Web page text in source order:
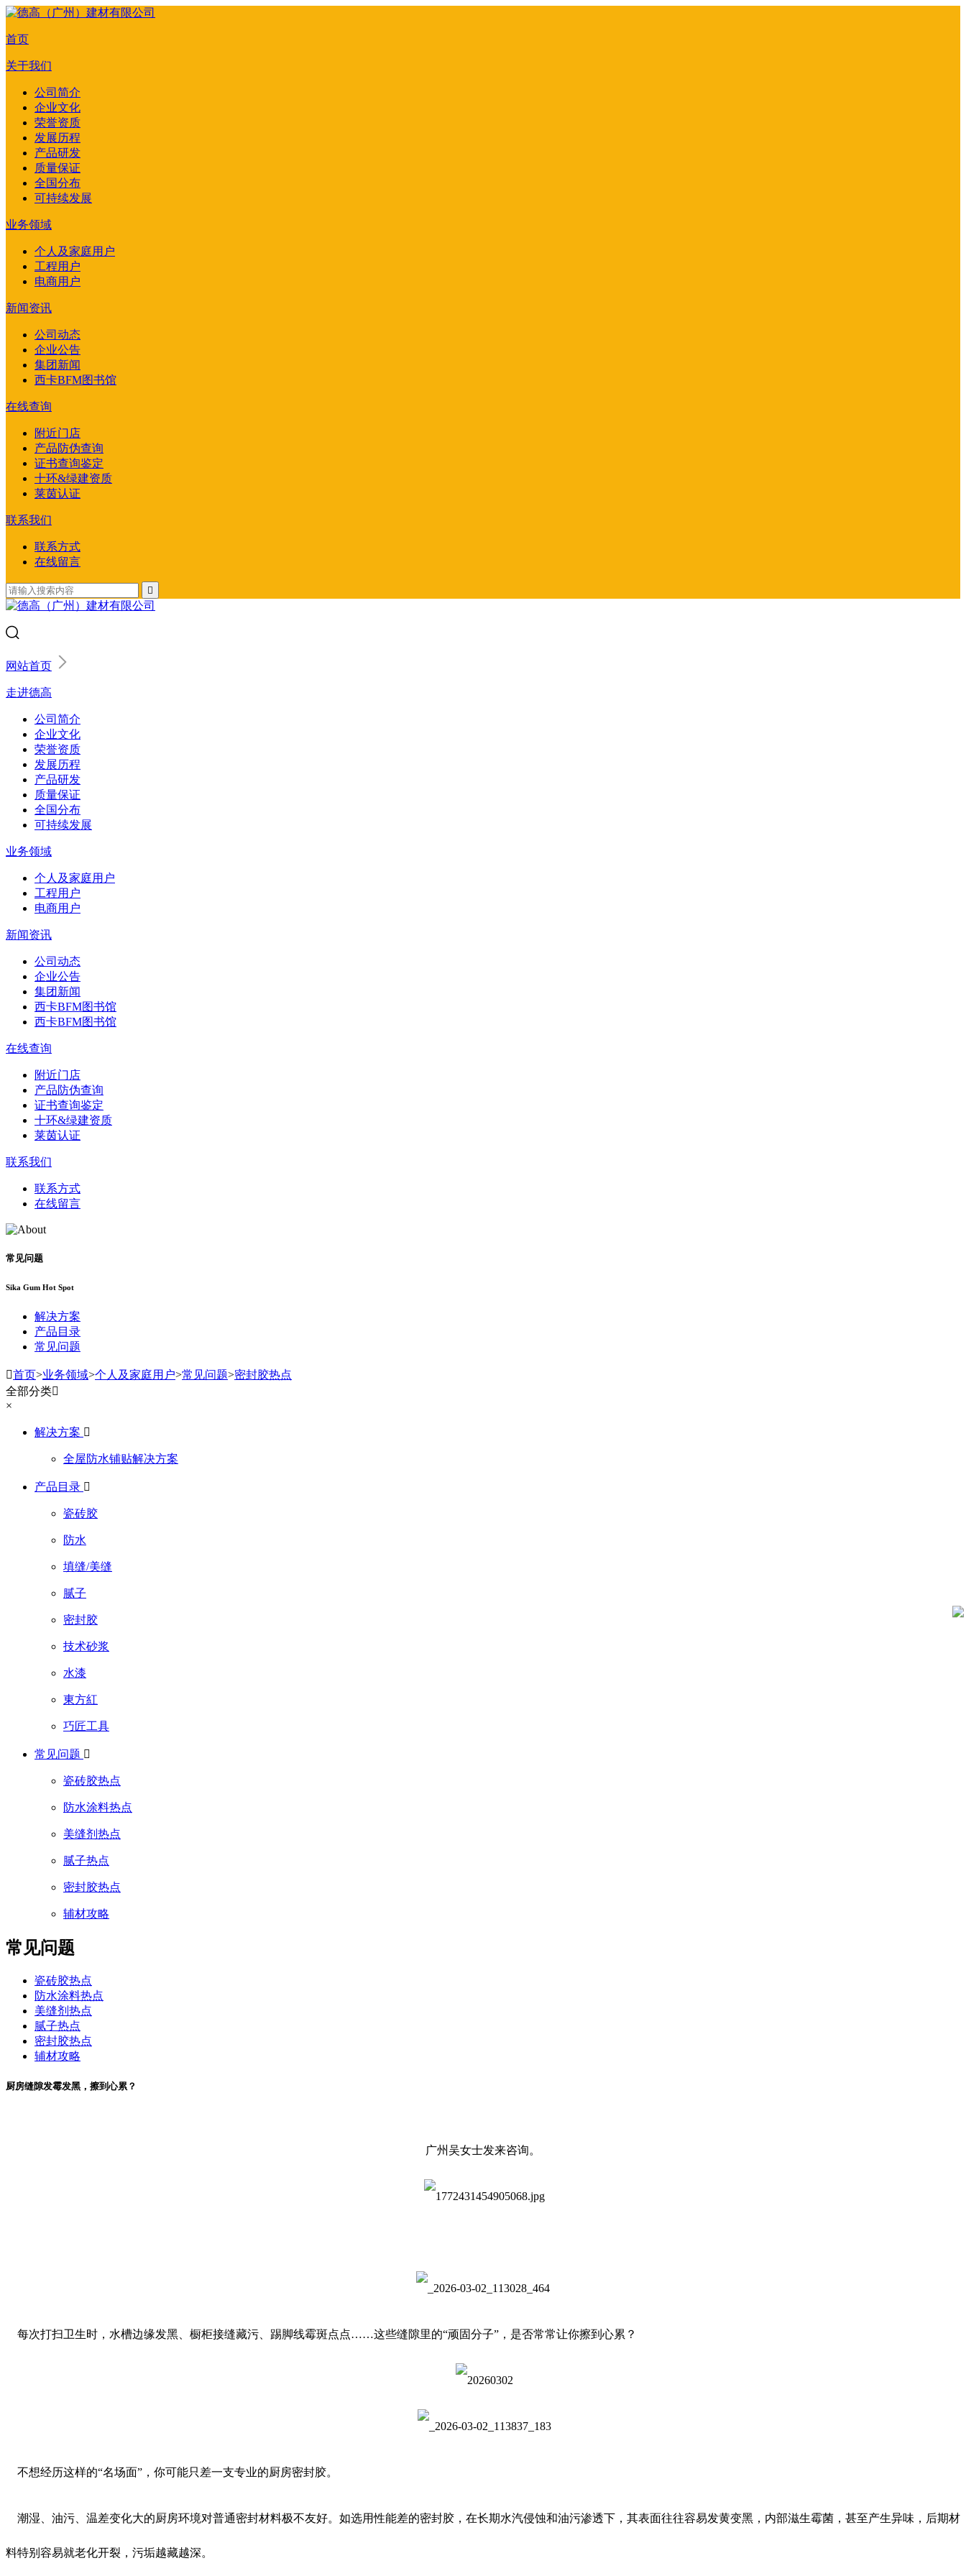
首页
关于我们
公司简介
企业文化
荣誉资质
发展历程
产品研发
质量保证
全国分布
可持续发展
业务领域
个人及家庭用户
工程用户
电商用户
新闻资讯
公司动态
企业公告
集团新闻
西卡BFM图书馆
在线查询
附近门店
产品防伪查询
证书查询鉴定
十环&绿建资质
莱茵认证
联系我们
联系方式
在线留言

网站首页
走进德高
公司简介
企业文化
荣誉资质
发展历程
产品研发
质量保证
全国分布
可持续发展
业务领域
个人及家庭用户
工程用户
电商用户
新闻资讯
公司动态
企业公告
集团新闻
西卡BFM图书馆
西卡BFM图书馆
在线查询
附近门店
产品防伪查询
证书查询鉴定
十环&绿建资质
莱茵认证
联系我们
联系方式
在线留言
常见问题
Sika Gum Hot Spot
解决方案
产品目录
常见问题
首页>业务领域>个人及家庭用户>常见问题>密封胶热点
全部分类
×
解决方案 
全屋防水铺贴解决方案
产品目录 
瓷砖胶
防水
填缝/美缝
腻子
密封胶
技术砂浆
水漆
東方紅
巧匠工具
常见问题 
瓷砖胶热点
防水涂料热点
美缝剂热点
腻子热点
密封胶热点
辅材攻略
常见问题
瓷砖胶热点
防水涂料热点
美缝剂热点
腻子热点
密封胶热点
辅材攻略
厨房缝隙发霉发黑，擦到心累？
广州吴女士发来咨询。
每次打扫卫生时，水槽边缘发黑、橱柜接缝藏污、踢脚线霉斑点点……这些缝隙里的“顽固分子”，是否常常让你擦到心累？
不想经历这样的“名场面”，你可能只差一支专业的厨房密封胶。
潮湿、油污、温差变化大的厨房环境对普通密封材料极不友好。如选用性能差的密封胶，在长期水汽侵蚀和油污渗透下，其表面往往容易发黄变黑，内部滋生霉菌，甚至产生异味，后期材
料特别容易就老化开裂，污垢越藏越深。